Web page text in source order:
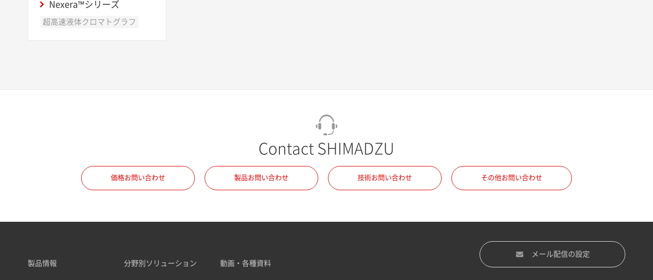
Nexera™シリーズ
超高速液体クロマトグラフ
Contact SHIMADZU
価格お問い合わせ 製品お問い合わせ 技術お問い合わせ その他お問い合わせ
製品情報 分野別ソリューション 動画・各種資料
メール配信の設定